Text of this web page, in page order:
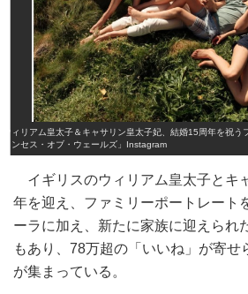
ウィリアム皇太子＆キャサリン皇太子妃、結婚15周年を祝
リンセス・オブ・ウェールズ」Instagram
イギリスのウィリアム皇太子とキ
年を迎え、ファミリーポートレート
ーラに加え、新たに家族に迎えられ
もあり、78万超の「いいね」が寄せ
が集まっている。